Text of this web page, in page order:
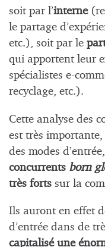
soit par l’interne
le partage
etc.), soit par le
qui apportent leur
spécialistes e-
recyclage, etc.).
Cette analyse des
est très
des modes
concurrents born
très forts sur la
Ils auront en effet
d’entrée dans de
capitalisé une